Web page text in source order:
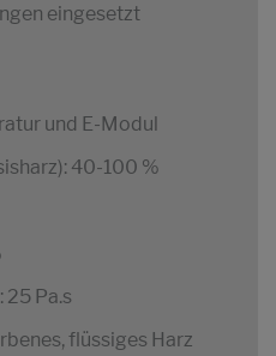
eingesetzt
und E-Modul
40-100 %
25 Pa.s
flüssiges Harz